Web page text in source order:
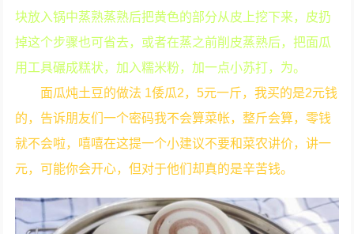
块放入锅中蒸熟蒸熟后把黄色的部分从皮上挖下来，皮扔
掉这个步骤也可省去，或者在蒸之前削皮蒸熟后，把面瓜
用工具碾成糕状，加入糯米粉，加一点小苏打，为。
面瓜炖土豆的做法 1倭瓜2，5元一斤，我买的是2元钱
的，告诉朋友们一个密码我不会算菜帐，整斤会算，零钱
就不会啦，嘻嘻在这提一个小建议不要和菜农讲价，讲一
元，可能你会开心，但对于他们却真的是辛苦钱。